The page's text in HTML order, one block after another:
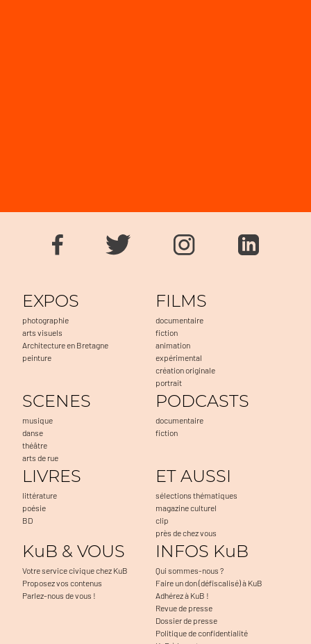
EXPOS
photographie
arts visuels
Architecture en Bretagne
peinture
FILMS
documentaire
fiction
animation
expérimental
création originale
portrait
SCENES
musique
danse
théâtre
arts de rue
PODCASTS
documentaire
fiction
LIVRES
littérature
poésie
BD
ET AUSSI
sélections thématiques
magazine culturel
clip
près de chez vous
KuB & VOUS
Votre service civique chez KuB
Proposez vos contenus
Parlez-nous de vous !
INFOS KuB
Qui sommes-nous ?
Faire un don (défiscalisé) à KuB
Adhérez à KuB !
Revue de presse
Dossier de presse
Politique de confidentialité